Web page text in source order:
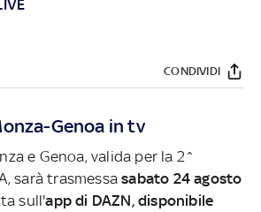
CONDIVIDI
Genoa in tv
e Genoa, valida per la 2^
sarà trasmessasabato 24 agosto
sull'app di DAZN, disponibile